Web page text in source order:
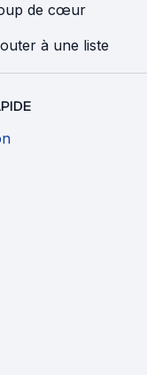
de cœur
à une liste